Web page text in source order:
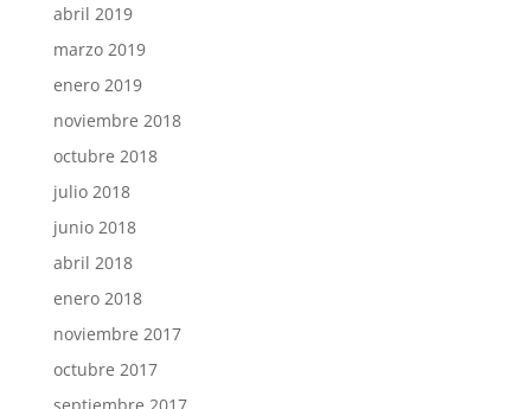
abril 2019
marzo 2019
enero 2019
noviembre 2018
octubre 2018
julio 2018
junio 2018
abril 2018
enero 2018
noviembre 2017
octubre 2017